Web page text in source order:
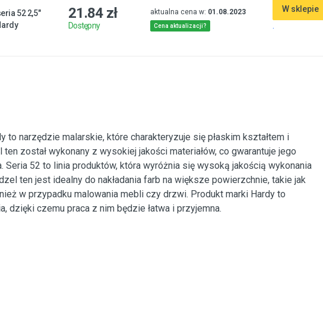
52 2,5"
21.84 zł
Dostępny
aktualna cena w: 01.08.2023
Cena aktualizacji?
W sklepie
.
to narzędzie malarskie, które charakteryzuje się płaskim kształtem i
został wykonany z wysokiej jakości materiałów, co gwarantuje jego
Seria 52 to linia produktów, która wyróżnia się wysoką jakością wykonania
ten jest idealny do nakładania farb na większe powierzchnie, takie jak
w przypadku malowania mebli czy drzwi. Produkt marki Hardy to
dzięki czemu praca z nim będzie łatwa i przyjemna.